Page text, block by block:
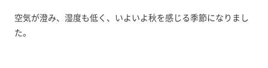
空気が澄み、湿度も低く、いよいよ秋を感じる季節になりまし
た。